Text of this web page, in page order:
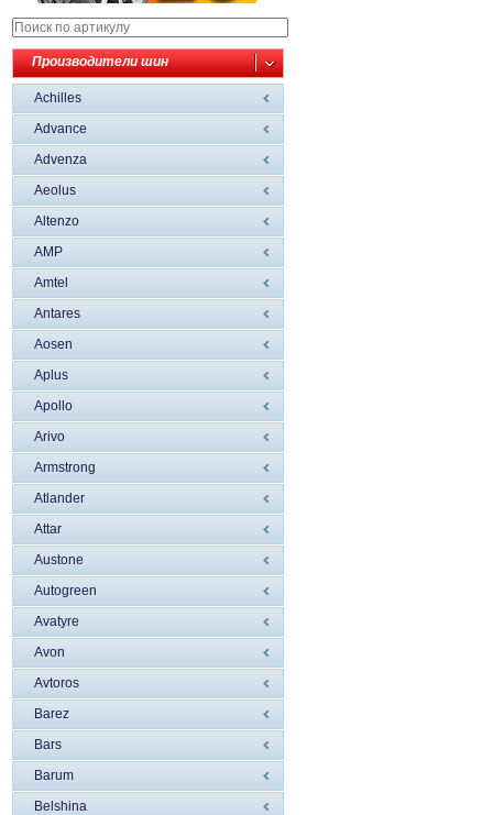
Производители шин
Achilles
Advance
Advenza
Aeolus
Altenzo
AMP
Amtel
Antares
Aosen
Aplus
Apollo
Arivo
Armstrong
Atlander
Attar
Austone
Autogreen
Avatyre
Avon
Avtoros
Barez
Bars
Barum
Belshina